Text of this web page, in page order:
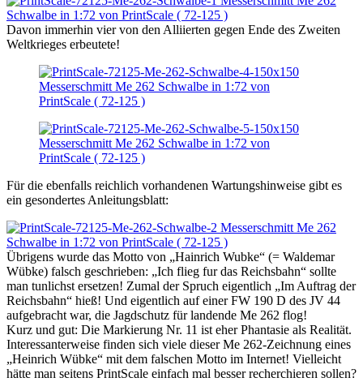
Davon immerhin vier von den Alliierten gegen Ende des Zweiten
Weltkrieges erbeutete!
Für die ebenfalls reichlich vorhandenen Wartungshinweise gibt es
ein gesondertes Anleitungsblatt:
Übrigens wurde das Motto von „Hainrich Wubke“ (= Waldemar
Wübke) falsch geschrieben: „Ich flieg fur das Reichsbahn“ sollte
man tunlichst ersetzen! Zumal der Spruch eigentlich „Im Auftrag der
Reichsbahn“ hieß! Und eigentlich auf einer FW 190 D des JV 44
aufgebracht war, die Jagdschutz für landende Me 262 flog!
Kurz und gut: Die Markierung Nr. 11 ist eher Phantasie als Realität.
Interessanterweise finden sich viele dieser Me 262-Zeichnung eines
„Heinrich Wübke“ mit dem falschen Motto im Internet! Vielleicht
hätte man seitens PrintScale einfach mal besser recherchieren sollen?